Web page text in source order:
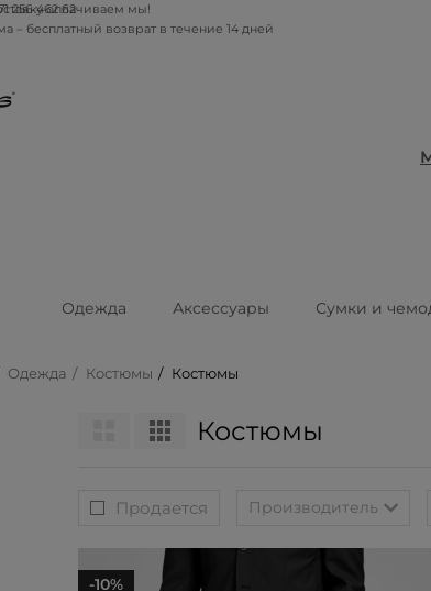
256 462 62
оплачиваем мы!
Одежда Аксессуары Сумки и
Одежда Костюмы Костюмы
Костюмы
Продается Производитель
-10%